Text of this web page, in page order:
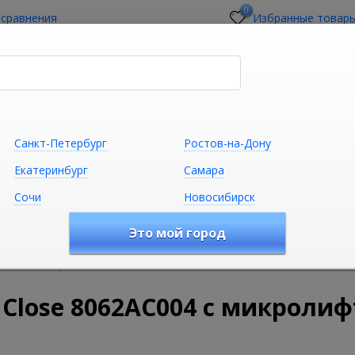
0 Избранные
Сантехника Климатическая
Комплектующие для сантехники
петли хром ROCA
8062AC004 с
Санкт-Петербург
Ростов-на-Дону
Екатеринбург
Самара
Сочи Новосибирск
Это мой город